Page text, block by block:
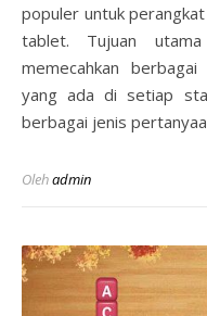
populer untuk
tablet. Tujuan
memecahkan
yang ada di setiap
berbagai jenis
Olehadmin